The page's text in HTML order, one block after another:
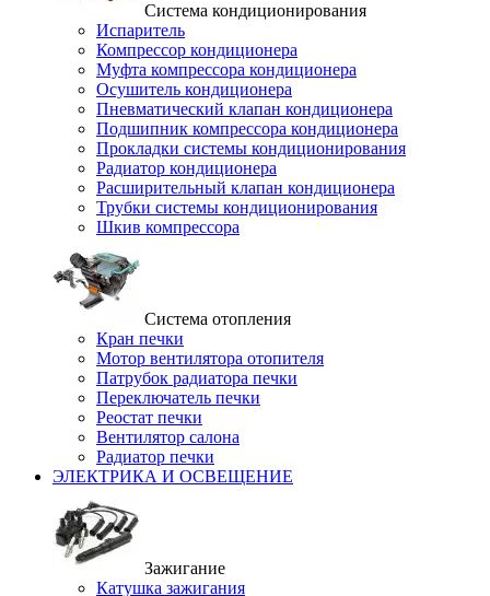
Система кондиционирования
Испаритель
Компрессор кондиционера
Муфта компрессора кондиционера
Осушитель кондиционера
Пневматический клапан кондиционера
Подшипник компрессора кондиционера
Прокладки системы кондиционирования
Радиатор кондиционера
Расширительный клапан кондиционера
Трубки системы кондиционирования
Шкив компрессора
Система отопления
Кран печки
Мотор вентилятора отопителя
Патрубок радиатора печки
Переключатель печки
Реостат печки
Вентилятор салона
Радиатор печки
ЭЛЕКТРИКА И ОСВЕЩЕНИЕ
Зажигание
Катушка зажигания